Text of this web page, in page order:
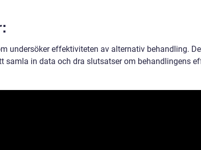
undersöker effektiviteten av alternativ behandling.
samla in data och dra slutsatser om behandlingens